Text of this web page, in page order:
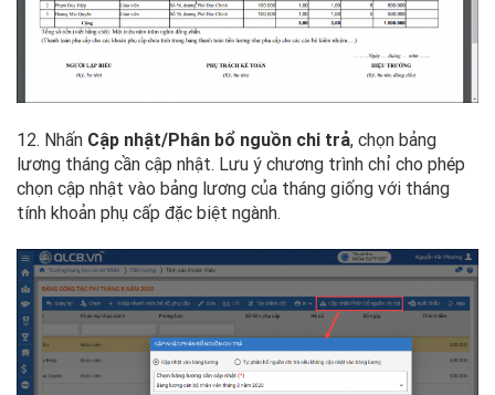
12. Nhấn Cập nhật/Phân bổ nguồn chi trả, chọn bảng
lương tháng cần cập nhật. Lưu ý chương trình chỉ cho phép
chọn cập nhật vào bảng lương của tháng giống với tháng
tính khoản phụ cấp đặc biệt ngành.